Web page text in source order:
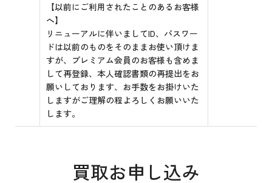
【以前にご利用されたことのあるお客様
へ】
リニューアルに伴いましてID、パスワー
ドは以前のものをそのままお使い頂けま
すが、プレミアム会員のお客様も含めま
して再登録、本人確認書類の再提出をお
願いしております、お手数をお掛けいた
しますがご理解の程よろしくお願いいた
します。
買取お申し込み